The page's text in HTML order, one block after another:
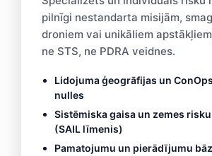
pilnīgi nestandarta misijām,
droniem vai unikāliem
ne STS, ne PDRA veidnes.
Lidojuma ģeogrāfijas un
nulles
Sistēmiska gaisa un zemes
(SAIL līmenis)
Pamatojumu un pierādījumu